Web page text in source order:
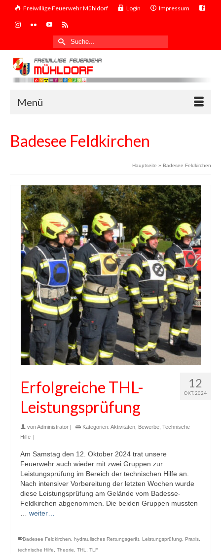
Freiwillige Feuerwehr Mühldorf Login Impressum
Suche
nach:
Menü
Badesee Feldkirchen
Hauptseite » Badesee Feldkirchen
12
OKT. 2024
Erfolgreiche THL-
Leistungsprüfung
vonAdministrator | Kategorien: Aktivitäten Bewerbe Technische
Hilfe |
Am Samstag den 12. Oktober 2024 trat unsere
Feuerwehr auch wieder mit zwei Gruppen zur
Leistungsprüfung im Bereich der technischen Hilfe an.
Nach intensiver Vorbereitung der letzten Wochen wurde
diese Leistungsprüfung am Gelände vom Badesse-
Feldkirchen abgenommen. Die beiden Gruppen mussten
weiter…
Badesee Feldkirchen hydraulisches Rettungsgerät Leistungsprüfung Praxis
technische Hilfe
Theorie THL TLF